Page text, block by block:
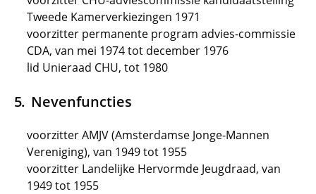
Tweede Kamerverkiezingen 1971
voorzitter permanente program advies-commissie
CDA, van mei 1974 tot december 1976
lid Unieraad CHU, tot 1980
Nevenfuncties
voorzitter AMJV (Amsterdamse Jonge-Mannen
Vereniging), van 1949 tot 1955
voorzitter Landelijke Hervormde Jeugdraad, van
1949 tot 1955